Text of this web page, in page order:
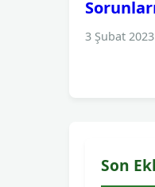
3 Şubat 2023
Son